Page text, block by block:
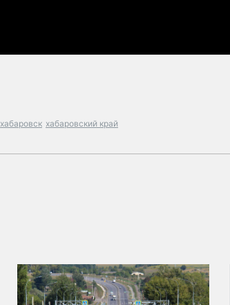
хабаровск хабаровский край